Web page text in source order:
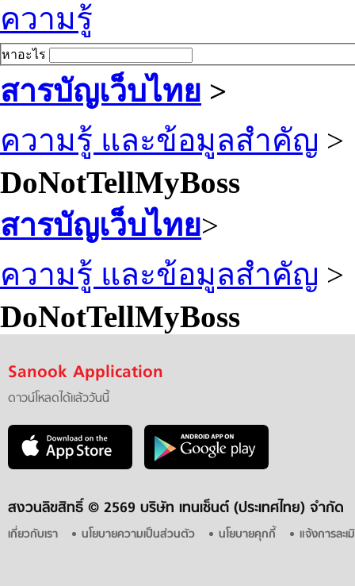
ความรู้
หาอะไร
สารบัญเว็บไทย >
ความรู้ และข้อมูลสำคัญ >
DoNotTellMyBoss
สารบัญเว็บไทย>
ความรู้ และข้อมูลสำคัญ >
DoNotTellMyBoss
Sanook Application
ดาวน์โหลดได้แล้ววันนี้
สงวนลิขสิทธิ์ © 2569 บริษัท เทนเซ็นต์ (ประเทศไทย) จำกัด
เกี่ยวกับเรา นโยบายความเป็นส่วนตัว นโยบายคุกกี้ แจ้งการละ